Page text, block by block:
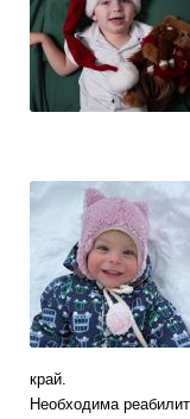
край.
Необходима